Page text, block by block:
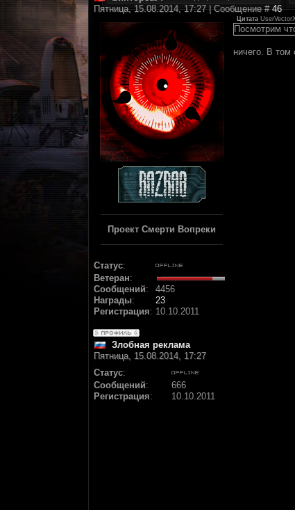
Пятница, 15.08.2014, 17:27 | Сообщение #46
Проект Смерти Вопреки
Статус:
Ветеран:
Сообщений:
4456
Награды:
23
Регистрация: 10.10.2011
Цитата
Посмотрим
ничего. В том
Злобная реклама
Пятница, 15.08.2014, 17:27
Статус:
Сообщений:
666
Регистрация: 10.10.2011